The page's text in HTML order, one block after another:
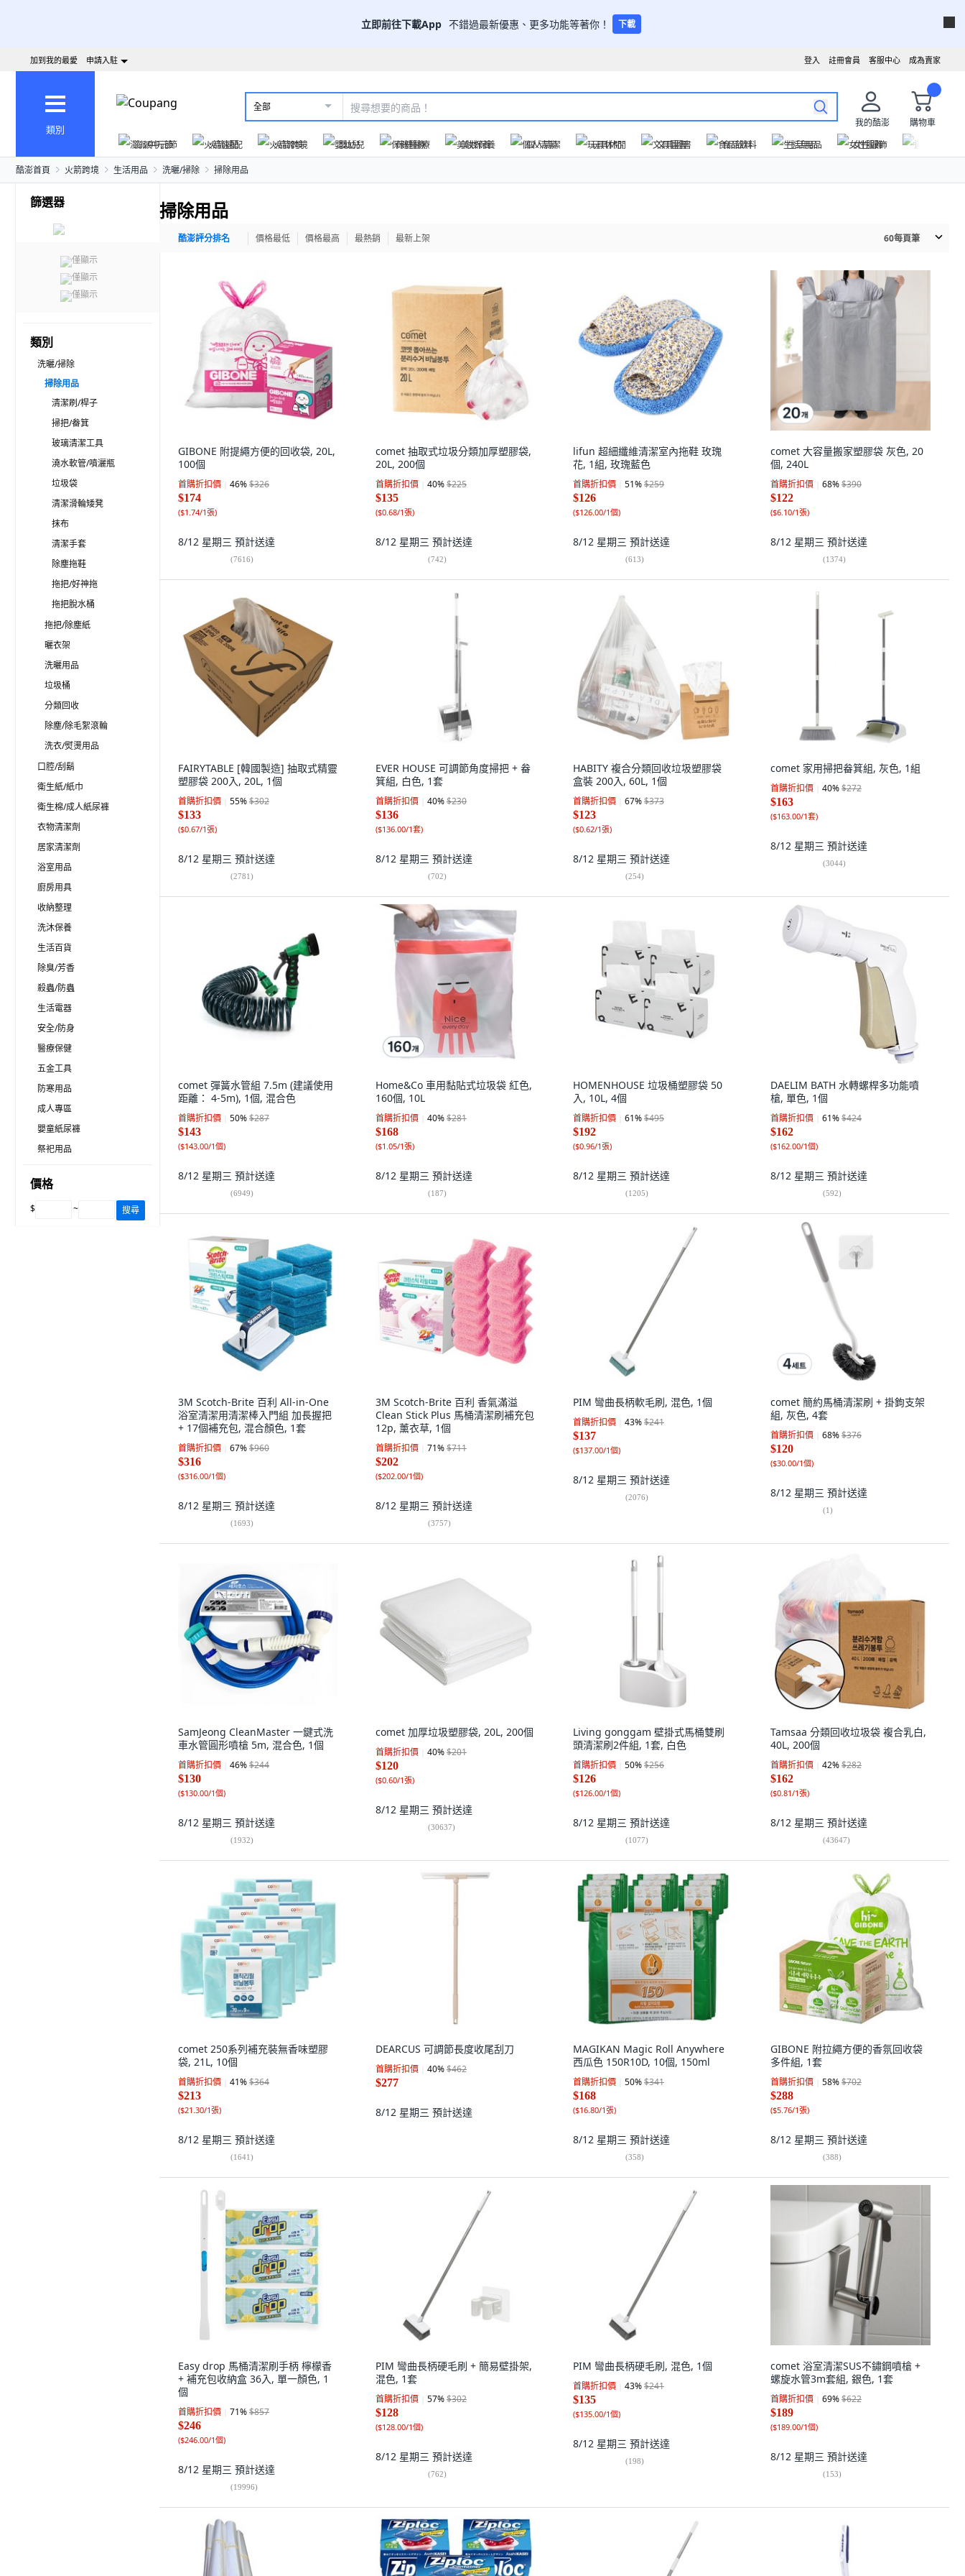
立即前往下載App 不錯過最新優惠、更多功能等著你！ 下載
成為賣家
客服中心
註冊會員
登入
加到我的最愛 申請入駐
類別
全部
我的酷澎
購物車
澎派中元節
火箭速配 火箭跨境 嬰幼兒 保健醫療 美妝保養 個人清潔 玩具休閒 文具圖書 食品飲料 生活用品 女性服飾
酷澎首頁 火箭跨境 生活用品 洗曬/掃除 掃除用品
篩選器
僅顯示
僅顯示
僅顯示
類別
洗曬/掃除
掃除用品
清潔刷/桿子
掃把/畚箕
玻璃清潔工具
澆水軟管/噴灑瓶
垃圾袋
清潔滑輪矮凳
抹布
清潔手套
除塵拖鞋
拖把/好神拖
拖把脫水桶
拖把/除塵紙
曬衣架
洗曬用品
垃圾桶
分類回收
除塵/除毛絮滾輪
洗衣/熨燙用品
口腔/刮鬍
衛生紙/紙巾
衛生棉/成人紙尿褲
衣物清潔劑
居家清潔劑
浴室用品
廚房用具
收納整理
洗沐保養
生活百貨
除臭/芳香
殺蟲/防蟲
生活電器
安全/防身
醫療保健
五金工具
防寒用品
成人專區
嬰童紙尿褲
祭祀用品
價格
$ ~ 搜尋
掃除用品
酷澎評分排名 價格最低 價格最高 最熱銷 最新上架 60每頁筆
GIBONE 附提繩方便的回收袋, 20L,
100個
首購折扣價 46%$326
$174
($1.74/1張)
8/12 星期三 預計送達
(7616)
comet 抽取式垃圾分類加厚塑膠袋,
20L, 200個
首購折扣價 40%$225
$135
($0.68/1張)
8/12 星期三 預計送達
(742)
lifun 超細纖維清潔室內拖鞋 玫瑰
花, 1組, 玫瑰藍色
首購折扣價 51%$259
$126
($126.00/1個)
8/12 星期三 預計送達
(613)
comet 大容量搬家塑膠袋 灰色, 20
個, 240L
首購折扣價 68%$390
$122
($6.10/1張)
8/12 星期三 預計送達
(1374)
FAIRYTABLE [韓國製造] 抽取式精靈
塑膠袋 200入, 20L, 1個
首購折扣價 55%$302
$133
($0.67/1張)
8/12 星期三 預計送達
(2781)
EVER HOUSE 可調節角度掃把 + 畚
箕組, 白色, 1套
首購折扣價 40%$230
$136
($136.00/1套)
8/12 星期三 預計送達
(702)
HABITY 複合分類回收垃圾塑膠袋
盒裝 200入, 60L, 1個
首購折扣價 67%$373
$123
($0.62/1張)
8/12 星期三 預計送達
(254)
comet 家用掃把畚箕組, 灰色, 1組
首購折扣價 40%$272
$163
($163.00/1套)
8/12 星期三 預計送達
(3044)
comet 彈簧水管組 7.5m (建議使用
距離： 4-5m), 1個, 混合色
首購折扣價 50%$287
$143
($143.00/1個)
8/12 星期三 預計送達
(6949)
Home&Co 車用黏貼式垃圾袋 紅色,
160個, 10L
首購折扣價 40%$281
$168
($1.05/1張)
8/12 星期三 預計送達
(187)
HOMENHOUSE 垃圾桶塑膠袋 50
入, 10L, 4個
首購折扣價 61%$495
$192
($0.96/1張)
8/12 星期三 預計送達
(1205)
DAELIM BATH 水轉螺桿多功能噴
槍, 單色, 1個
首購折扣價 61%$424
$162
($162.00/1個)
8/12 星期三 預計送達
(592)
3M Scotch-Brite 百利 All-in-One
浴室清潔用清潔棒入門組 加長握把
+ 17個補充包, 混合顏色, 1套
首購折扣價 67%$960
$316
($316.00/1個)
8/12 星期三 預計送達
(1693)
3M Scotch-Brite 百利 香氣滿溢
Clean Stick Plus 馬桶清潔刷補充包
12p, 薰衣草, 1個
首購折扣價 71%$711
$202
($202.00/1個)
8/12 星期三 預計送達
(3757)
PIM 彎曲長柄軟毛刷, 混色, 1個
首購折扣價 43%$241
$137
($137.00/1個)
8/12 星期三 預計送達
(2076)
comet 簡約馬桶清潔刷 + 掛鉤支架
組, 灰色, 4套
首購折扣價 68%$376
$120
($30.00/1個)
8/12 星期三 預計送達
(1)
SamJeong CleanMaster 一鍵式洗
車水管圓形噴槍 5m, 混合色, 1個
首購折扣價 46%$244
$130
($130.00/1個)
8/12 星期三 預計送達
(1932)
comet 加厚垃圾塑膠袋, 20L, 200個
首購折扣價 40%$201
$120
($0.60/1張)
8/12 星期三 預計送達
(30637)
Living gonggam 壁掛式馬桶雙刷
頭清潔刷2件組, 1套, 白色
首購折扣價 50%$256
$126
($126.00/1個)
8/12 星期三 預計送達
(1077)
Tamsaa 分類回收垃圾袋 複合乳白,
40L, 200個
首購折扣價 42%$282
$162
($0.81/1張)
8/12 星期三 預計送達
(43647)
comet 250系列補充裝無香味塑膠
袋, 21L, 10個
首購折扣價 41%$364
$213
($21.30/1張)
8/12 星期三 預計送達
(1641)
DEARCUS 可調節長度收尾刮刀
首購折扣價 40%$462
$277
8/12 星期三 預計送達
MAGIKAN Magic Roll Anywhere
西瓜色 150R10D, 10個, 150ml
首購折扣價 50%$341
$168
($16.80/1張)
8/12 星期三 預計送達
(358)
GIBONE 附拉繩方便的香氛回收袋
多件組, 1套
首購折扣價 58%$702
$288
($5.76/1張)
8/12 星期三 預計送達
(388)
Easy drop 馬桶清潔刷手柄 檸檬香
+ 補充包收納盒 36入, 單一顏色, 1
個
首購折扣價 71%$857
$246
($246.00/1個)
8/12 星期三 預計送達
(19996)
PIM 彎曲長柄硬毛刷 + 簡易壁掛架,
混色, 1套
首購折扣價 57%$302
$128
($128.00/1個)
8/12 星期三 預計送達
(762)
PIM 彎曲長柄硬毛刷, 混色, 1個
首購折扣價 43%$241
$135
($135.00/1個)
8/12 星期三 預計送達
(198)
comet 浴室清潔SUS不鏽鋼噴槍 +
螺旋水管3m套組, 銀色, 1套
首購折扣價 69%$622
$189
($189.00/1個)
8/12 星期三 預計送達
(153)